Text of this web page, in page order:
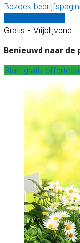
Bezoek
Gratis - Vrijblijvend
Benieuwd naar de
Start gratis